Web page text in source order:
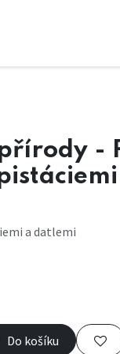
-
a datlemi
Do košíku